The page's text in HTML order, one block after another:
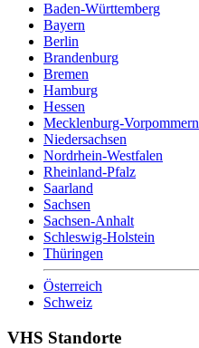
Baden-Württemberg
Bayern
Berlin
Brandenburg
Bremen
Hamburg
Hessen
Mecklenburg-Vorpommern
Niedersachsen
Nordrhein-Westfalen
Rheinland-Pfalz
Saarland
Sachsen
Sachsen-Anhalt
Schleswig-Holstein
Thüringen
Österreich
Schweiz
VHS Standorte